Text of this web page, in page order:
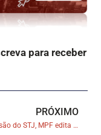
para receber
PRÓXIMO
Após decisão do STJ, MPF edita orientação sobre informações ambientais no registro de imóveis